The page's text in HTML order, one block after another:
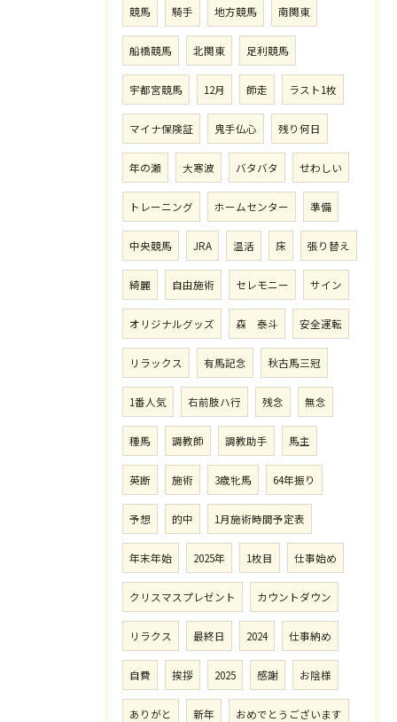
競馬 騎手 地方競馬 南関東
船橋競馬 北関東 足利競馬
宇都宮競馬 12月 師走 ラスト1枚
マイナ保険証 鬼手仏心 残り何日
年の瀬 大寒波 バタバタ せわしい
トレーニング ホームセンター 準備
中央競馬 JRA 温活 床 張り替え
綺麗 自由施術 セレモニー サイン
オリジナルグッズ 森 泰斗 安全運転
リラックス 有馬記念 秋古馬三冠
1番人気 右前肢ハ行 残念 無念
種馬 調教師 調教助手 馬主
英断 施術 3歳牝馬 64年振り
予想 的中 1月施術時間予定表
年末年始 2025年 1枚目 仕事始め
クリスマスプレゼント カウントダウン
リラクス 最終日 2024 仕事納め
自費 挨拶 2025 感謝 お陰様
ありがと 新年 おめでとうございます